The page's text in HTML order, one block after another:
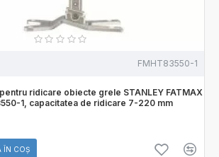
FMHT83550-1
ridicare obiecte grele STANLEY FATMAX
1, capacitatea de ridicare 7-220 mm
ÎN COŞ